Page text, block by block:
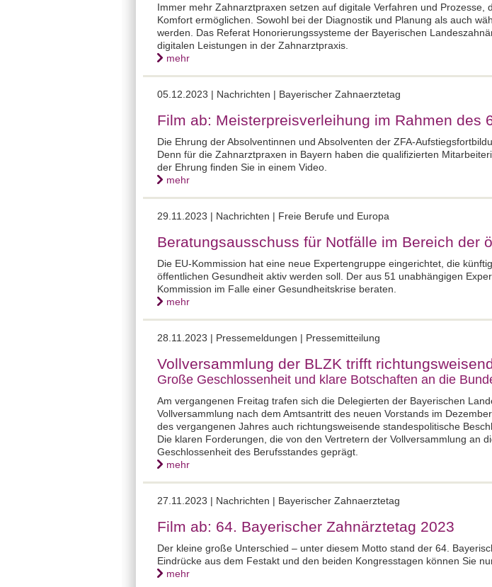
Immer mehr Zahnarztpraxen setzen auf digitale Verfahren und
Komfort ermöglichen. Sowohl bei der Diagnostik und Planung als auch
werden. Das Referat Honorierungssysteme der Bayerischen
digitalen Leistungen in der Zahnarztpraxis.
mehr
05.12.2023 | Nachrichten | Bayerischer Zahnaerztetag
Film ab: Meisterpreisverleihung im Rahmen des
Die Ehrung der Absolventinnen und Absolventen der ZFA-
Denn für die Zahnarztpraxen in Bayern haben die qualifizierten
der Ehrung finden Sie in einem Video.
mehr
29.11.2023 | Nachrichten | Freie Berufe und Europa
Beratungsausschuss für Notfälle im Bereich der
Die EU-Kommission hat eine neue Expertengruppe eingerichtet, die
öffentlichen Gesundheit aktiv werden soll. Der aus 51 unabhängigen
Kommission im Falle einer Gesundheitskrise beraten.
mehr
28.11.2023 | Pressemeldungen | Pressemitteilung
Vollversammlung der BLZK trifft
Große Geschlossenheit und klare Botschaften an die
Am vergangenen Freitag trafen sich die Delegierten der Bayerischen
Vollversammlung nach dem Amtsantritt des neuen Vorstands im
des vergangenen Jahres auch richtungsweisende standespolitische
Die klaren Forderungen, die von den Vertretern der Vollversammlung an
Geschlossenheit des Berufsstandes geprägt.
mehr
27.11.2023 | Nachrichten | Bayerischer Zahnaerztetag
Film ab: 64. Bayerischer Zahnärztetag 2023
Der kleine große Unterschied – unter diesem Motto stand der 64.
Eindrücke aus dem Festakt und den beiden Kongresstagen können Sie
mehr